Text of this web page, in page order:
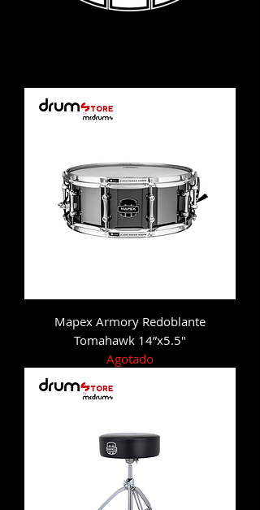
Mapex Armory Redoblante
Tomahawk 14”x5.5"
Agotado